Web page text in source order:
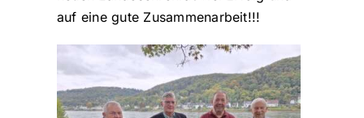
auf eine gute Zusammenarbeit!!!